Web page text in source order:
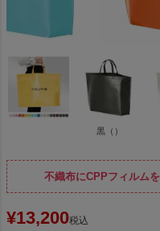
黒（）
不織布にCPPフィルム
¥13,200税込